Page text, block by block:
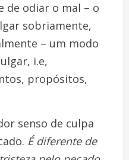
de odiar o mal – o
sobriamente,
– um modo
i.e,
propósitos,
senso de culpa
É diferente de